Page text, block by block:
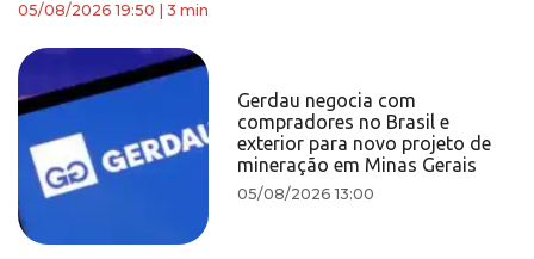
05/08/2026 19:50 3 min
Gerdau negocia com
compradores no Brasil e
exterior para novo projeto de
mineração em Minas Gerais
05/08/2026 13:00